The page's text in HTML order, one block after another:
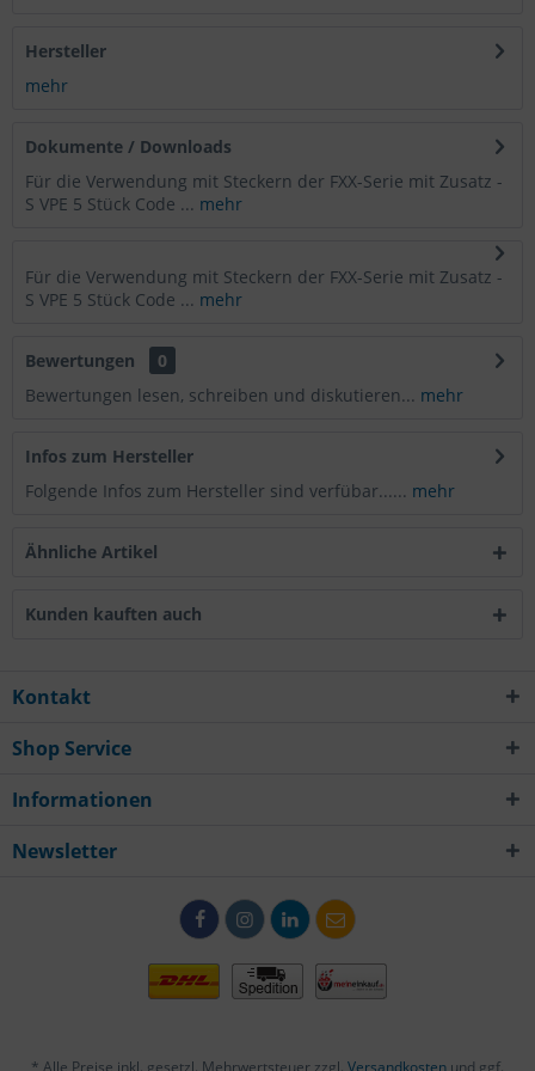
Hersteller
mehr
Dokumente / Downloads
Für die Verwendung mit Steckern der FXX-Serie mit Zusatz -
S VPE 5 Stück Code ... mehr
Für die Verwendung mit Steckern der FXX-Serie mit Zusatz -
S VPE 5 Stück Code ... mehr
Bewertungen
0
Bewertungen lesen, schreiben und diskutieren... mehr
Infos zum Hersteller
Folgende Infos zum Hersteller sind verfübar...... mehr
Ähnliche Artikel
Kunden kauften auch
Kontakt
Shop Service
Informationen
Newsletter